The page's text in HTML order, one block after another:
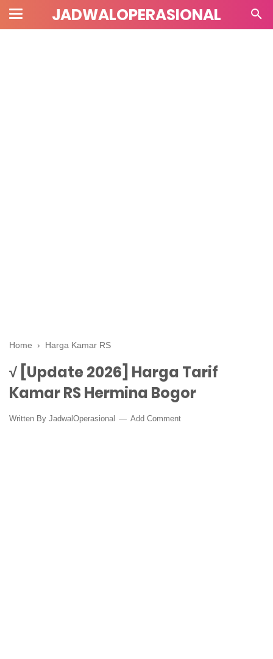
JADWALOPERASIONAL
Home › Harga Kamar RS
√ [Update 2026] Harga Tarif
Kamar RS Hermina Bogor
Written By JadwalOperasional Add Comment